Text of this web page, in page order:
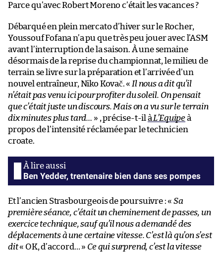
Parce qu’avec Robert Moreno c’était les vacances ?
Débarqué en plein mercato d’hiver sur le Rocher,
Youssouf Fofana n’a pu que très peu jouer avec l’ASM
avant l’interruption de la saison. À une semaine
désormais de la reprise du championnat, le milieu de
terrain se livre sur la préparation et l’arrivée d’un
nouvel entraîneur, Niko Kovač. « Il nous a dit qu’il
n’était pas venu ici pour profiter du soleil. On pensait
que c’était juste un discours. Mais on a vu sur le terrain
dix minutes plus tard… » , précise-t-il à L’Equipeà
propos de l’intensité réclamée par le technicien
croate.
Ben Yedder, trentenaire bien dans ses pompes
Et l’ancien Strasbourgeois de poursuivre : « Sa
première séance, c’était un cheminement de passes, un
exercice technique, sauf qu’il nous a demandé des
déplacements à une certaine vitesse. C’est là qu’on s’est
dit« OK, d’accord… » Ce qui surprend, c’est la vitesse